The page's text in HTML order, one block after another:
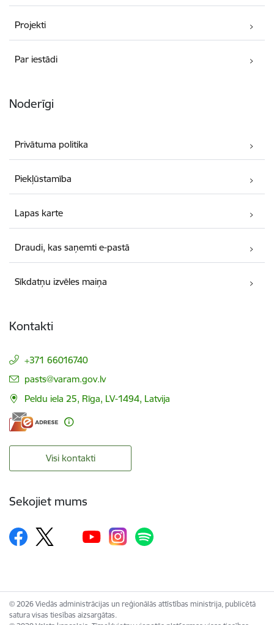
Projekti
Par iestādi
Noderīgi
Privātuma politika
Piekļūstamība
Lapas karte
Draudi, kas saņemti e-pastā
Sīkdatņu izvēles maiņa
Kontakti
+371 66016740
E-pasts:
pasts@varam.gov.lv
Peldu iela 25, Rīga, LV-1494, Latvija
Visi kontakti
Sekojiet mums
© 2026 Viedās administrācijas un reģionālās attīstības ministrija, publicētā
satura visas tiesības aizsargātas.